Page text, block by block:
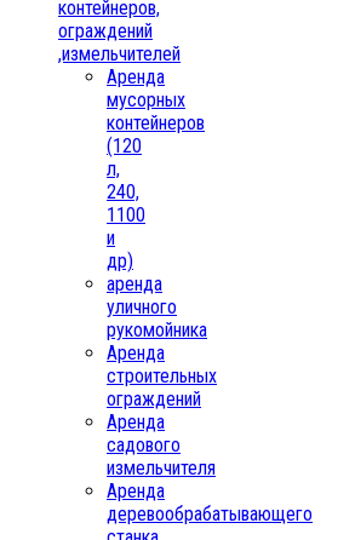
контейнеров,
ограждений
,измельчителей
Аренда
мусорных
контейнеров
(120
л,
240,
1100
и
др)
аренда
уличного
рукомойника
Аренда
строительных
ограждений
Аренда
садового
измельчителя
Аренда
деревообрабатывающего